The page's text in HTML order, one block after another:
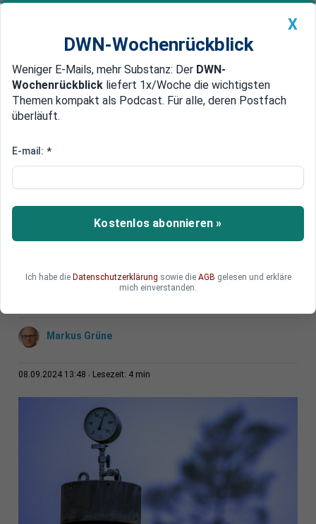
Newsticker MEIN DWN: Geldanlage Premium
Edelmetalle DWN-Magazin China
Erdgas: Hohe Preise trotz voller
Europa bereitet sich in Sachen
Energieversorgung auf den Winter vor. Die
Gasspeicher sind voll und die Nachfrage sinkt.
Neunmonatshoch.
Markus Grüne
08.09.2024 13:48 Lesezeit: 4 min
X
DWN-Wochenrückblick
Weniger E-Mails, mehr Substanz: Der DWN-
Wochenrückblick liefert 1x/Woche die wichtigsten
Themen kompakt als Podcast. Für alle, deren Postfach
überläuft.
E-mail: *
Kostenlos abonnieren »
Ich habe die Datenschutzerklärung sowie die AGB gelesen und erkläre
mich einverstanden.